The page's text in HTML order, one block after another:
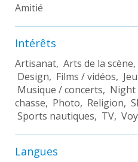
Amitié
Intérêts
Artisanat, Arts de la
Design, Films / vidéos,
Musique / concerts,
chasse, Photo, Religion,
Sports nautiques, TV,
Langues